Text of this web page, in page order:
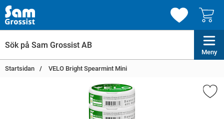
Meny
Startsidan VELO Bright Spearmint Mini